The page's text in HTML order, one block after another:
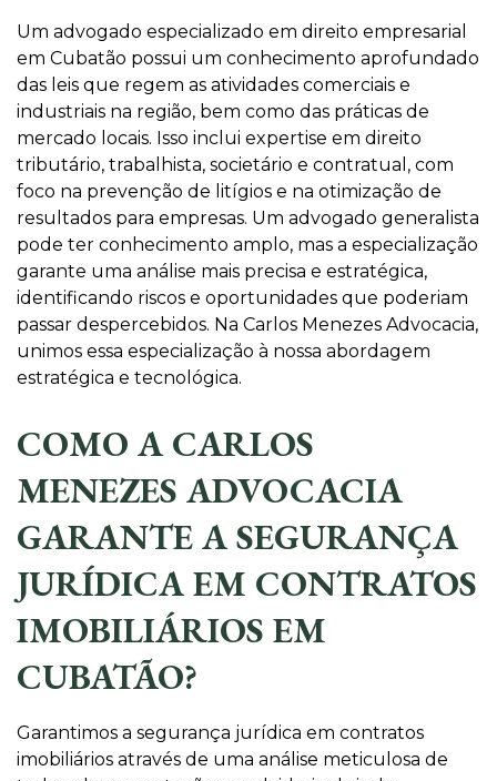
Um advogado especializado em direito empresarial
em Cubatão possui um conhecimento aprofundado
das leis que regem as atividades comerciais e
industriais na região, bem como das práticas de
mercado locais. Isso inclui expertise em direito
tributário, trabalhista, societário e contratual, com
foco na prevenção de litígios e na otimização de
resultados para empresas. Um advogado generalista
pode ter conhecimento amplo, mas a especialização
garante uma análise mais precisa e estratégica,
identificando riscos e oportunidades que poderiam
passar despercebidos. Na Carlos Menezes Advocacia,
unimos essa especialização à nossa abordagem
estratégica e tecnológica.
COMO A CARLOS
MENEZES ADVOCACIA
GARANTE A SEGURANÇA
JURÍDICA EM CONTRATOS
IMOBILIÁRIOS EM
CUBATÃO?
Garantimos a segurança jurídica em contratos
imobiliários através de uma análise meticulosa de